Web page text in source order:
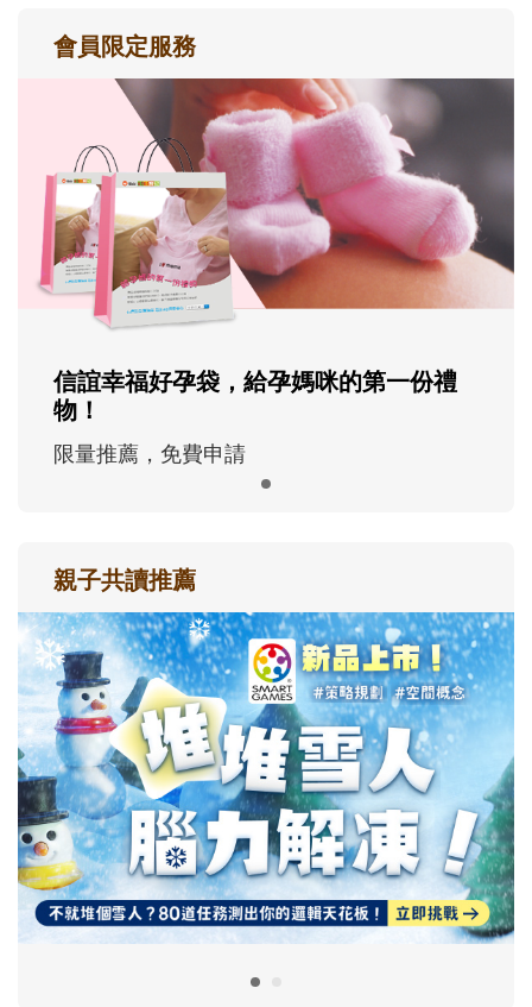
會員限定服務
信誼幸福好孕袋，給孕媽咪的第一份禮
物！
限量推薦，免費申請
親子共讀推薦
最新活動